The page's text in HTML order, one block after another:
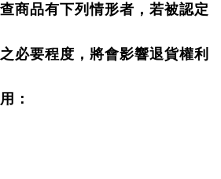
商品有下列情形者，若被認定
必要程度，將會影響退貨權利
：